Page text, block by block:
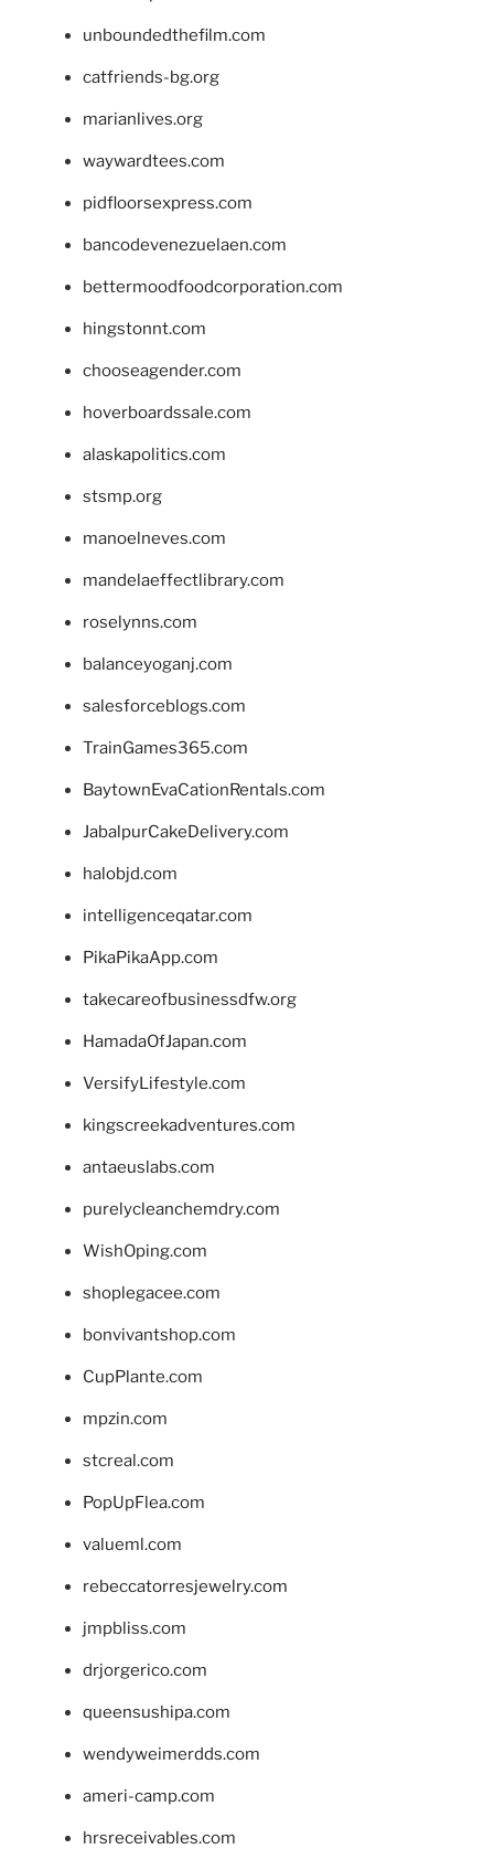
unboundedthefilm.com
catfriends-bg.org
marianlives.org
waywardtees.com
pidfloorsexpress.com
bancodevenezuelaen.com
bettermoodfoodcorporation.com
hingstonnt.com
chooseagender.com
hoverboardssale.com
alaskapolitics.com
stsmp.org
manoelneves.com
mandelaeffectlibrary.com
roselynns.com
balanceyoganj.com
salesforceblogs.com
TrainGames365.com
BaytownEvaCationRentals.com
JabalpurCakeDelivery.com
halobjd.com
intelligenceqatar.com
PikaPikaApp.com
takecareofbusinessdfw.org
HamadaOfJapan.com
VersifyLifestyle.com
kingscreekadventures.com
antaeuslabs.com
purelycleanchemdry.com
WishOping.com
shoplegacee.com
bonvivantshop.com
CupPlante.com
mpzin.com
stcreal.com
PopUpFlea.com
valueml.com
rebeccatorresjewelry.com
jmpbliss.com
drjorgerico.com
queensushipa.com
wendyweimerdds.com
ameri-camp.com
hrsreceivables.com